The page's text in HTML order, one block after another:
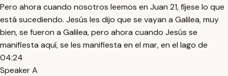
Pero ahora cuando nosotros leemos en Juan 21, fíjese lo que
está sucediendo. Jesús les dijo que se vayan a Galilea, muy
bien, se fueron a Galilea, pero ahora cuando Jesús se
manifiesta aquí, se les manifiesta en el mar, en el lago de
04:24
Speaker A